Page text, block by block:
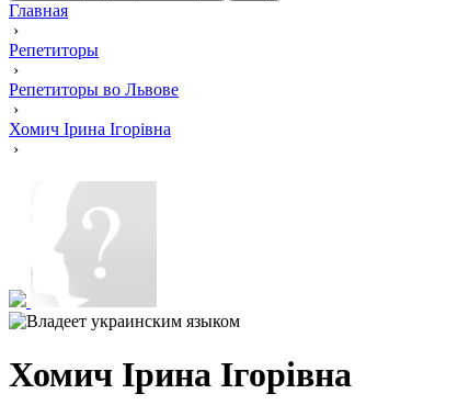
Главная
›
Репетиторы
›
Репетиторы во Львове
›
Хомич Ірина Ігорівна
›
Хомич Ірина Ігорівна